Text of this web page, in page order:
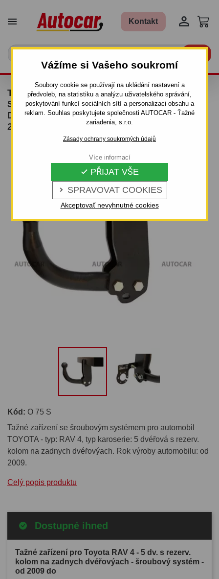
Vážíme si Vašeho soukromí
Soubory cookie se používají na ukládání nastavení a
předvoleb, na statistiku a analýzu uživatelského správání,
poskytování funkcí sociálních sítí a personalizaci obsahu a
reklam. Souhlas poskytujete společnosti AUTOCAR - Ťažné
zariadenia, s.r.o.
Zásady ochrany soukromých údajů
 SPRAVOVAT COOKIES
 PŘIJAT VŠE
Akceptovať nevyhnutné cookies
Více informací
 Kontakt 
TAŽNÉ ZAŘÍZENÍ PRO TOYOTA RAV 4 - 5 DV.
S REZERV. KOLOM NA ZADNYCH
DVÉŘOVÝACH - ŠROUBOVÝ SYSTÉM - OD
2009 DO
Kód: O 75 S
Tažné zařízení se šroubovým systémem pro automobil
TOYOTA - typ: RAV 4, typ karoserie: 5 dvéřová s rezerv.
kolom na zadnych dvéřovýach. Rok výroby automobilu: od
2009.
Celý popis produktu
Dostupné ihned
Tažné zařízení pro Toyota RAV 4 - 5 dv. s rezerv.
kolom na zadnych dvéřovýach - šroubový systém -
od 2009 do